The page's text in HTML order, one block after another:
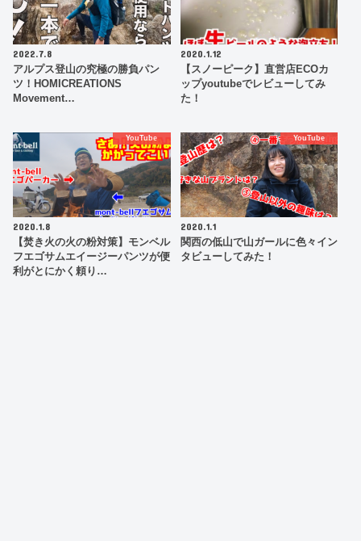
2022.7.8
アルプス登山の究極の勝負パン
ツ！HOMICREATIONS
Movement…
2020.1.12
【スノーピーク】直営店ECOカ
ップyoutubeでレビューしてみ
た！
YouTube
2020.1.8
【焚き火の火の粉対策】モンベル
フエゴサムエイージーパンツが便
利がとにかく頼り…
YouTube
2020.1.1
関西の低山で山ガールに色々イン
タビューしてみた！